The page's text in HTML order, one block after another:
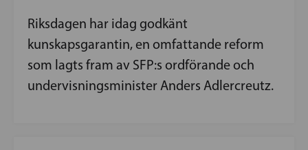
Riksdagen har idag godkänt
kunskapsgarantin, en omfattande reform
som lagts fram av SFP:s ordförande och
undervisningsminister Anders Adlercreutz.